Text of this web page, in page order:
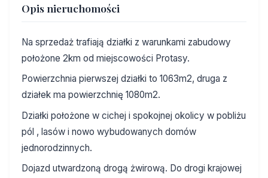
Opis nieruchomości
Na sprzedaż trafiają działki z warunkami zabudowy
położone 2km od miejscowości Protasy.
Powierzchnia pierwszej działki to 1063m2, druga z
działek ma powierzchnię 1080m2.
Działki położone w cichej i spokojnej okolicy w pobliżu
pól , lasów i nowo wybudowanych domów
jednorodzinnych.
Dojazd utwardzoną drogą żwirową. Do drogi krajowej